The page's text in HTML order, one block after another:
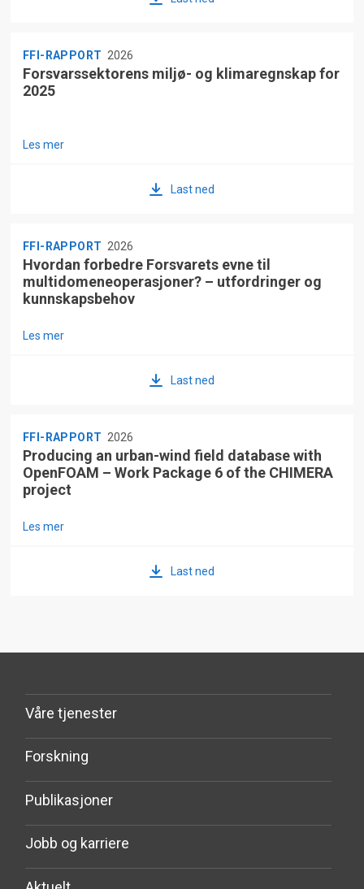
FFI-RAPPORT 2026
Forsvarssektorens miljø- og klimaregnskap for
2025
Les mer
Last ned
FFI-RAPPORT 2026
Hvordan forbedre Forsvarets evne til
multidomeneoperasjoner? – utfordringer og
kunnskapsbehov
Les mer
Last ned
FFI-RAPPORT 2026
Producing an urban-wind field database with
OpenFOAM – Work Package 6 of the CHIMERA
project
Les mer
Last ned
Våre tjenester
Forskning
Publikasjoner
Jobb og karriere